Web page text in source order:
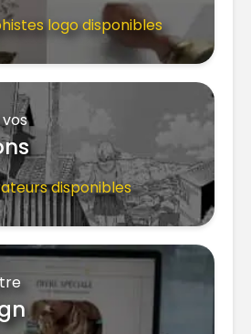
logo disponibles
disponibles